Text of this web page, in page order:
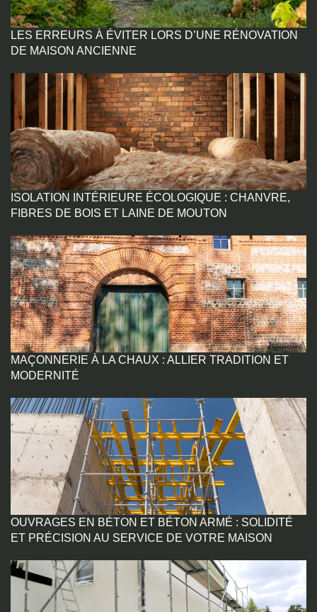
LES ERREURS À ÉVITER LORS D’UNE RÉNOVATION
DE MAISON ANCIENNE
ISOLATION INTÉRIEURE ÉCOLOGIQUE : CHANVRE,
FIBRES DE BOIS ET LAINE DE MOUTON
MAÇONNERIE À LA CHAUX : ALLIER TRADITION ET
MODERNITÉ
OUVRAGES EN BÉTON ET BÉTON ARMÉ : SOLIDITÉ
ET PRÉCISION AU SERVICE DE VOTRE MAISON